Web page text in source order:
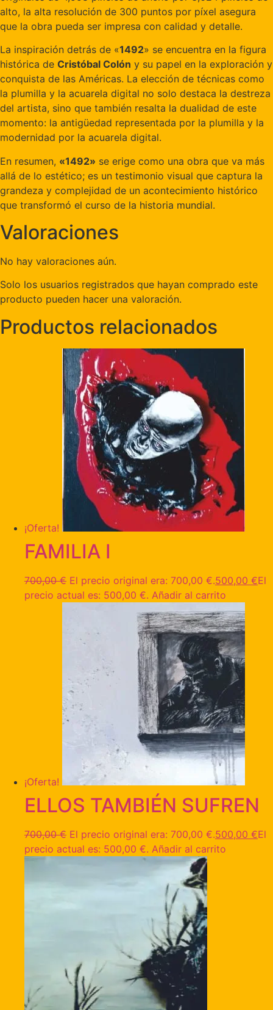
alto, la alta resolución de 300 puntos por píxel asegura
que la obra pueda ser impresa con calidad y detalle.
La inspiración detrás de «1492» se encuentra en la figura
histórica de Cristóbal Colón y su papel en la exploración y
conquista de las Américas. La elección de técnicas como
la plumilla y la acuarela digital no solo destaca la destreza
del artista, sino que también resalta la dualidad de este
momento: la antigüedad representada por la plumilla y la
modernidad por la acuarela digital.
En resumen, «1492» se erige como una obra que va más
allá de lo estético; es un testimonio visual que captura la
grandeza y complejidad de un acontecimiento histórico
que transformó el curso de la historia mundial.
Valoraciones
No hay valoraciones aún.
Solo los usuarios registrados que hayan comprado este
producto pueden hacer una valoración.
Productos relacionados
¡Oferta!
FAMILIA I
700,00€ El precio original era: 700,00 €.500,00 €El
precio actual es: 500,00 €. Añadir al carrito
¡Oferta!
ELLOS TAMBIÉN SUFREN
700,00€ El precio original era: 700,00 €.500,00 €El
precio actual es: 500,00 €. Añadir al carrito